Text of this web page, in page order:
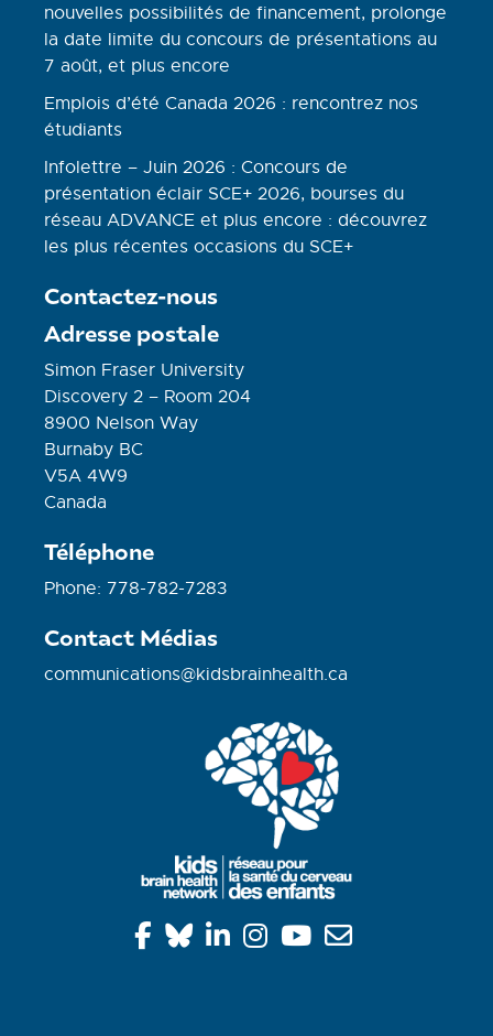
nouvelles possibilités de financement, prolonge
la date limite du concours de présentations au
7 août, et plus encore
Emplois d’été Canada 2026 : rencontrez nos
étudiants
Infolettre – Juin 2026 : Concours de
présentation éclair SCE+ 2026, bourses du
réseau ADVANCE et plus encore : découvrez
les plus récentes occasions du SCE+
Contactez-nous
Adresse postale
Simon Fraser University
Discovery 2 – Room 204
8900 Nelson Way
Burnaby BC
V5A 4W9
Canada
Téléphone
Phone: 778-782-7283
Contact Médias
communications@kidsbrainhealth.ca